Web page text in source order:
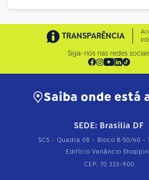
TRANSPARÊNCIA
Siga-nos nas redes
Saiba onde está
SEDE: Brasília DF
SCS - Quadra 08 - Bloco B 50/60 -
Edifício Venâncio
CEP: 70.333-900